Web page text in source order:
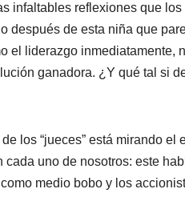
infaltables reflexiones que
después de esta niña que
el liderazgo inmediatamente,
ganadora. ¿Y qué tal si
los “jueces” está mirando el
uno de nosotros: este
medio bobo y los